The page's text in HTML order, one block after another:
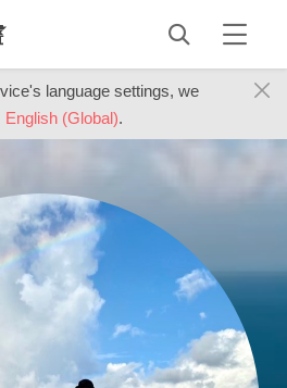
language settings, we
English (Global).